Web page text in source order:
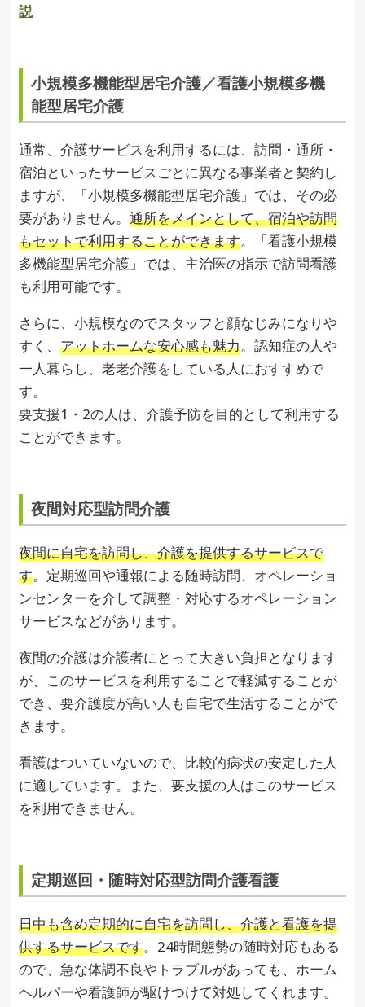
説
小規模多機能型居宅介護／看護小規模多機
能型居宅介護
通常、介護サービスを利用するには、訪問・通所・
宿泊といったサービスごとに異なる事業者と契約し
ますが、「小規模多機能型居宅介護」では、その必
要がありません。通所をメインとして、宿泊や訪問
もセットで利用することができます。「看護小規模
多機能型居宅介護」では、主治医の指示で訪問看護
も利用可能です。
さらに、小規模なのでスタッフと顔なじみになりや
すく、アットホームな安心感も魅力。認知症の人や
一人暮らし、老老介護をしている人におすすめで
す。
要支援1・2の人は、介護予防を目的として利用する
ことができます。
夜間対応型訪問介護
夜間に自宅を訪問し、介護を提供するサービスで
す。定期巡回や通報による随時訪問、オペレーショ
ンセンターを介して調整・対応するオペレーション
サービスなどがあります。
夜間の介護は介護者にとって大きい負担となります
が、このサービスを利用することで軽減することが
でき、要介護度が高い人も自宅で生活することがで
きます。
看護はついていないので、比較的病状の安定した人
に適しています。また、要支援の人はこのサービス
を利用できません。
定期巡回・随時対応型訪問介護看護
日中も含め定期的に自宅を訪問し、介護と看護を提
供するサービスです。24時間態勢の随時対応もある
ので、急な体調不良やトラブルがあっても、ホーム
ヘルパーや看護師が駆けつけて対処してくれます。